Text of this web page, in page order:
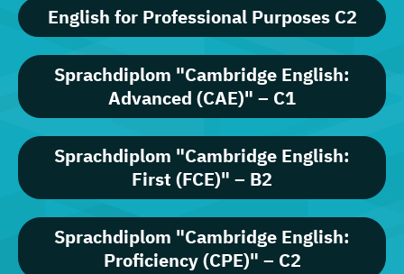
English for Professional Purposes C2
Sprachdiplom "Cambridge English:
Advanced (CAE)" – C1
Sprachdiplom "Cambridge English:
First (FCE)" – B2
Sprachdiplom "Cambridge English:
Proficiency (CPE)" – C2